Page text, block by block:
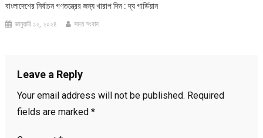
বাংলাদেশের নির্বাচন গণতন্ত্রের জন্য খারাপ দিন : দ্য গার্ডিয়ান
জানুয়ারি ১২, ২০২৪ সময় সংবাদ
Leave a Reply
Your email address will not be published. Required
fields are marked *